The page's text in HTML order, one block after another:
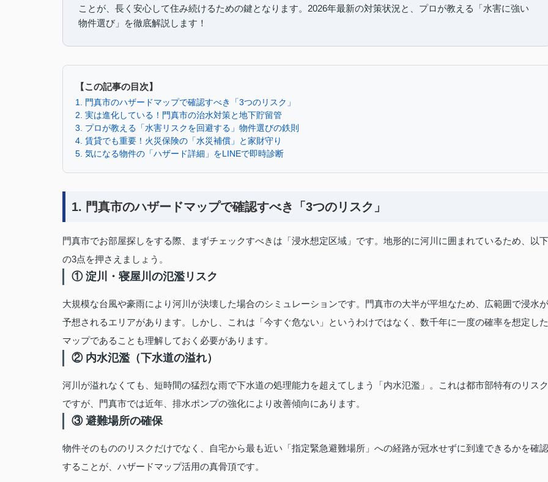
ことが、長く安心して住み続けるための鍵となります。2026年最新の対策状況と、プロが教える「水害に強い
物件選び」を徹底解説します！
【この記事の目次】
1. 門真市のハザードマップで確認すべき「3つのリスク」
2. 実は進化している！門真市の治水対策と地下貯留管
3. プロが教える「水害リスクを回避する」物件選びの鉄則
4. 賃貸でも重要！火災保険の「水災補償」と家財守り
5. 気になる物件の「ハザード詳細」をLINEで即時診断
1. 門真市のハザードマップで確認すべき「3つのリスク」
門真市でお部屋探しをする際、まずチェックすべきは「浸水想定区域」です。地形的に河川に囲まれているため、以下
の3点を押さえましょう。
① 淀川・寝屋川の氾濫リスク
大規模な台風や豪雨により河川が決壊した場合のシミュレーションです。門真市の大半が平坦なため、広範囲で浸水が
予想されるエリアがあります。しかし、これは「今すぐ危ない」というわけではなく、数千年に一度の確率を想定した
マップであることも理解しておく必要があります。
② 内水氾濫（下水道の溢れ）
河川が溢れなくても、短時間の猛烈な雨で下水道の処理能力を超えてしまう「内水氾濫」。これは都市部特有のリスク
ですが、門真市では近年、排水ポンプの強化により改善傾向にあります。
③ 避難場所の確保
物件そのもののリスクだけでなく、自宅から最も近い「指定緊急避難場所」への経路が冠水せずに到達できるかを確認
することが、ハザードマップ活用の真骨頂です。